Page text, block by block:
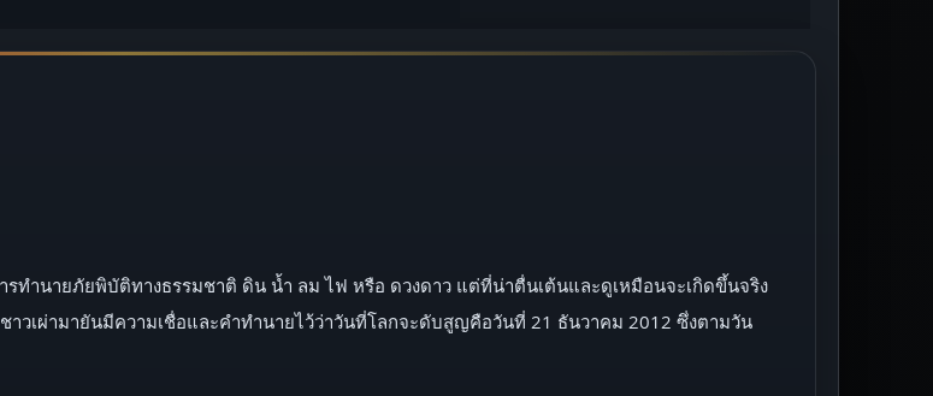
ทำนายภัยพิบัติทางธรรมชาติ ดิน น้ำ ลม ไฟ หรือ ดวงดาว แต่ที่น่าตื่นเต้นและดูเหมือนจะเกิดขึ้นจริง
วเผ่ามายันมีความเชื่อและคำทำนายไว้ว่าวันที่โลกจะดับสูญคือวันที่ 21 ธันวาคม 2012 ซึ่งตามวัน